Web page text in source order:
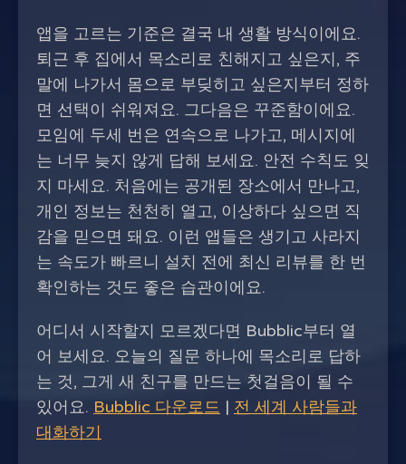
앱을 고르는 기준은 결국 내 생활 방식이에요.
퇴근 후 집에서 목소리로 친해지고 싶은지, 주
말에 나가서 몸으로 부딪히고 싶은지부터 정하
면 선택이 쉬워져요. 그다음은 꾸준함이에요.
모임에 두세 번은 연속으로 나가고, 메시지에
는 너무 늦지 않게 답해 보세요. 안전 수칙도 잊
지 마세요. 처음에는 공개된 장소에서 만나고,
개인 정보는 천천히 열고, 이상하다 싶으면 직
감을 믿으면 돼요. 이런 앱들은 생기고 사라지
는 속도가 빠르니 설치 전에 최신 리뷰를 한 번
확인하는 것도 좋은 습관이에요.
어디서 시작할지 모르겠다면 Bubblic부터 열
어 보세요. 오늘의 질문 하나에 목소리로 답하
는 것, 그게 새 친구를 만드는 첫걸음이 될 수
있어요. Bubblic 다운로드 | 전 세계 사람들과
대화하기